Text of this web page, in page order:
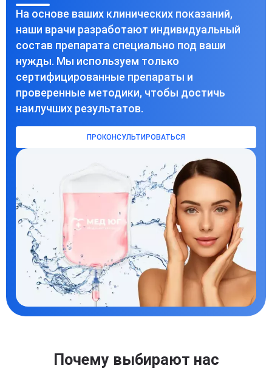
На основе ваших клинических показаний,
наши врачи разработают индивидуальный
состав препарата специально под ваши
нужды. Мы используем только
сертифицированные препараты и
проверенные методики, чтобы достичь
наилучших результатов.
ПРОКОНСУЛЬТИРОВАТЬСЯ
Почему выбирают нас